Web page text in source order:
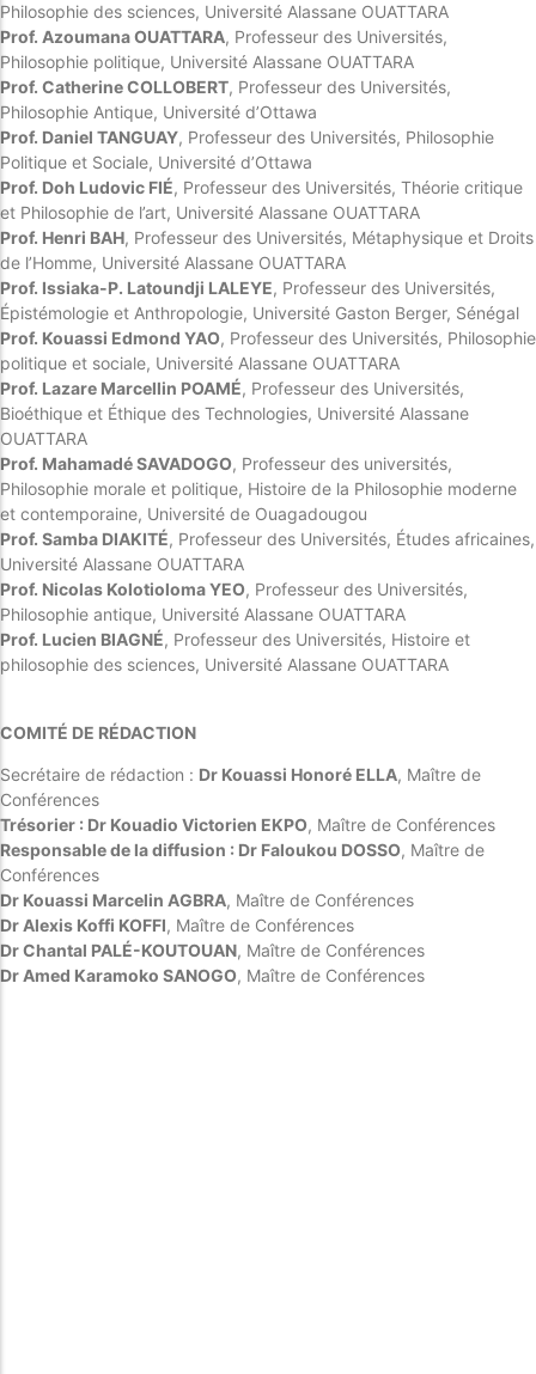
Philosophie des sciences, Université Alassane OUATTARA
Prof. Azoumana OUATTARA, Professeur des Universités,
Philosophie politique, Université Alassane OUATTARA
Prof. Catherine COLLOBERT, Professeur des Universités,
Philosophie Antique, Université d’Ottawa
Prof. Daniel TANGUAY, Professeur des Universités, Philosophie
Politique et Sociale, Université d’Ottawa
Prof. Doh Ludovic FIÉ, Professeur des Universités, Théorie critique
et Philosophie de l’art, Université Alassane OUATTARA
Prof. Henri BAH, Professeur des Universités, Métaphysique et Droits
de l’Homme, Université Alassane OUATTARA
Prof. Issiaka-P. Latoundji LALEYE, Professeur des Universités,
Épistémologie et Anthropologie, Université Gaston Berger, Sénégal
Prof. Kouassi Edmond YAO, Professeur des Universités, Philosophie
politique et sociale, Université Alassane OUATTARA
Prof. Lazare Marcellin POAMÉ, Professeur des Universités,
Bioéthique et Éthique des Technologies, Université Alassane
OUATTARA
Prof. Mahamadé SAVADOGO, Professeur des universités,
Philosophie morale et politique, Histoire de la Philosophie moderne
et contemporaine, Université de Ouagadougou
Prof. Samba DIAKITÉ, Professeur des Universités, Études africaines,
Université Alassane OUATTARA
Prof. Nicolas Kolotioloma YEO, Professeur des Universités,
Philosophie antique, Université Alassane OUATTARA
Prof. Lucien BIAGNÉ, Professeur des Universités, Histoire et
philosophie des sciences, Université Alassane OUATTARA
COMITÉ DE RÉDACTION
Secrétaire de rédaction : Dr Kouassi Honoré ELLA, Maître de
Conférences
Trésorier : Dr Kouadio Victorien EKPO, Maître de Conférences
Responsable de la diffusion : Dr Faloukou DOSSO, Maître de
Conférences
Dr Kouassi Marcelin AGBRA, Maître de Conférences
Dr Alexis Koffi KOFFI, Maître de Conférences
Dr Chantal PALÉ-KOUTOUAN, Maître de Conférences
Dr Amed Karamoko SANOGO, Maître de Conférences